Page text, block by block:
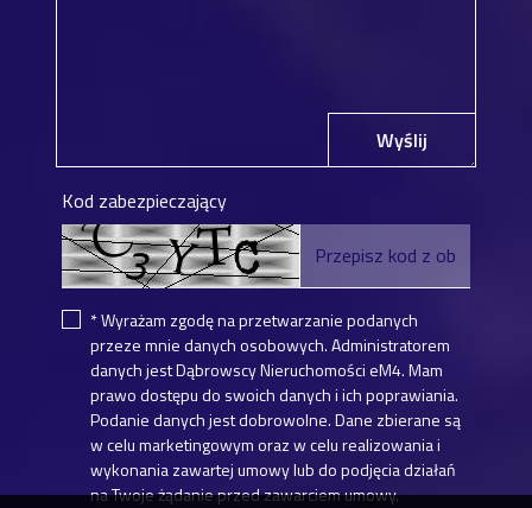
Wyślij
Kod zabezpieczający
* Wyrażam zgodę na przetwarzanie podanych
przeze mnie danych osobowych. Administratorem
danych jest Dąbrowscy Nieruchomości eM4. Mam
prawo dostępu do swoich danych i ich poprawiania.
Podanie danych jest dobrowolne. Dane zbierane są
w celu marketingowym oraz w celu realizowania i
wykonania zawartej umowy lub do podjęcia działań
na Twoje żądanie przed zawarciem umowy.